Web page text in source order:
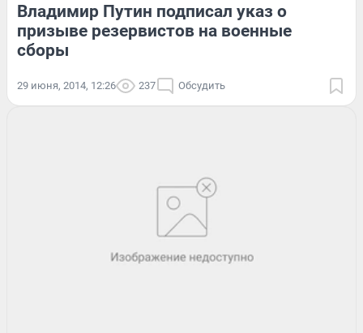
Владимир Путин подписал указ о
призыве резервистов на военные
сборы
29 июня, 2014, 12:26 237 Обсудить